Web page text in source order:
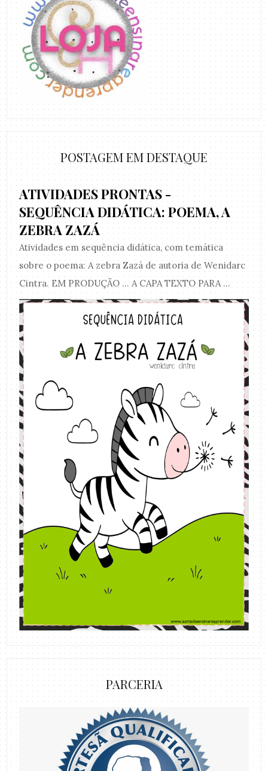
POSTAGEM EM DESTAQUE
ATIVIDADES PRONTAS -
SEQUÊNCIA DIDÁTICA: POEMA, A
ZEBRA ZAZÁ
Atividades em sequência didática, com temática
sobre o poema: A zebra Zazá de autoria de Wenidarc
Cintra. EM PRODUÇÃO ... A CAPA TEXTO PARA ...
PARCERIA